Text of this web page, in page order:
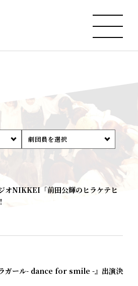
劇団員を選択
オNIKKEI「前田公輝のヒラケテヒ
ラガール- dance for smile -』出演決